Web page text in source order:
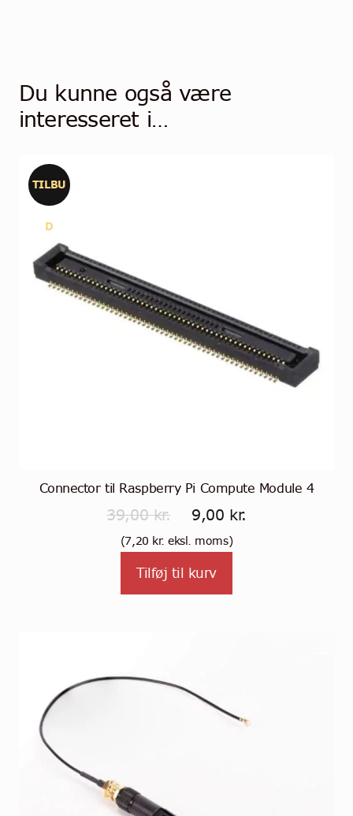
Du kunne også være
interesseret i…
Connector til Raspberry Pi Compute Module 4
TILBU
D
39,00kr.
Den
oprindelige
pris
9,00 kr.
(7,20 kr. eksl. moms)
Tilføj til kurv